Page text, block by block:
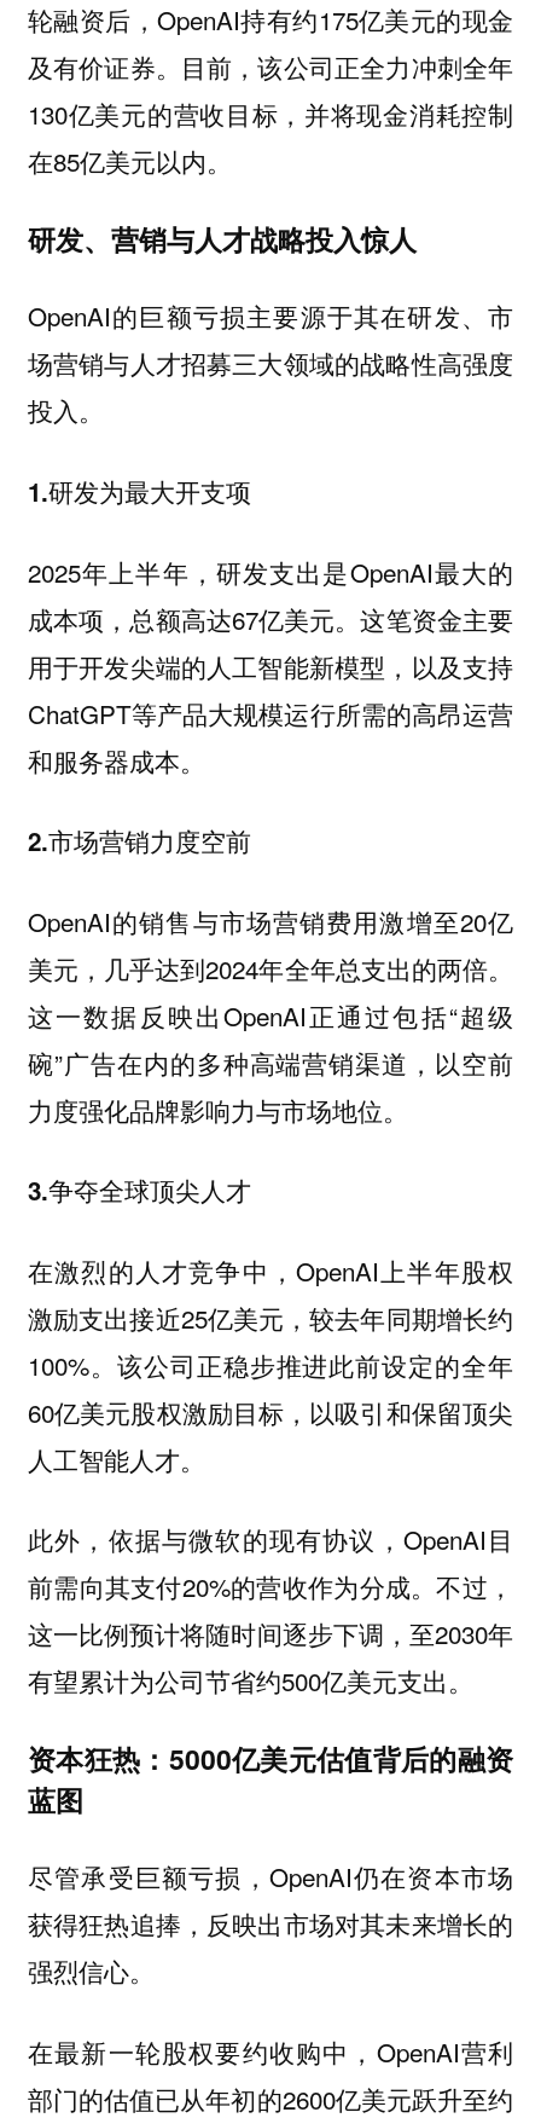
轮融资后，OpenAI持有约175亿美元的现金
及有价证券。目前，该公司正全力冲刺全年
130亿美元的营收目标，并将现金消耗控制
在85亿美元以内。
研发、营销与人才战略投入惊人
OpenAI的巨额亏损主要源于其在研发、市
场营销与人才招募三大领域的战略性高强度
投入。
1.研发为最大开支项
2025年上半年，研发支出是OpenAI最大的
成本项，总额高达67亿美元。这笔资金主要
用于开发尖端的人工智能新模型，以及支持
ChatGPT等产品大规模运行所需的高昂运营
和服务器成本。
2.市场营销力度空前
OpenAI的销售与市场营销费用激增至20亿
美元，几乎达到2024年全年总支出的两倍。
这一数据反映出OpenAI正通过包括“超级
碗”广告在内的多种高端营销渠道，以空前
力度强化品牌影响力与市场地位。
3.争夺全球顶尖人才
在激烈的人才竞争中，OpenAI上半年股权
激励支出接近25亿美元，较去年同期增长约
100%。该公司正稳步推进此前设定的全年
60亿美元股权激励目标，以吸引和保留顶尖
人工智能人才。
此外，依据与微软的现有协议，OpenAI目
前需向其支付20%的营收作为分成。不过，
这一比例预计将随时间逐步下调，至2030年
有望累计为公司节省约500亿美元支出。
资本狂热：5000亿美元估值背后的融资
蓝图
尽管承受巨额亏损，OpenAI仍在资本市场
获得狂热追捧，反映出市场对其未来增长的
强烈信心。
在最新一轮股权要约收购中，OpenAI营利
部门的估值已从年初的2600亿美元跃升至约